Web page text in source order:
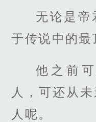
无论是帝
于传说中的最
他之前
人，可还从
人呢。